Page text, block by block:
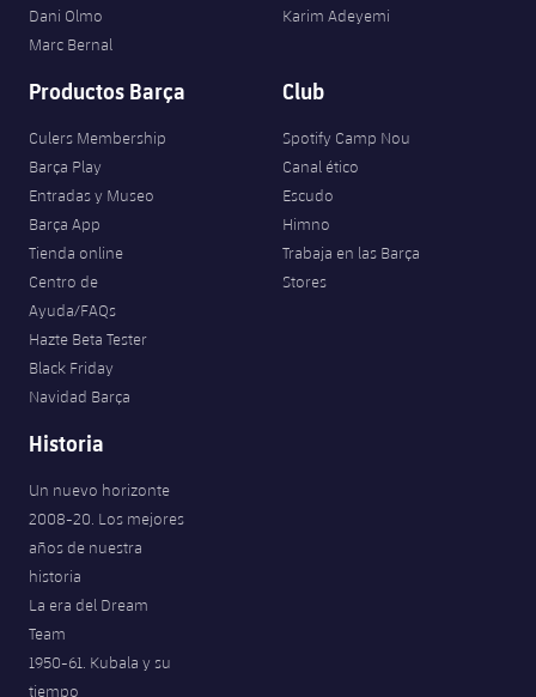
Dani Olmo
Marc Bernal
Karim Adeyemi
Productos Barça
Culers Membership
Barça Play
Entradas y Museo
Barça App
Tienda online
Centro de
Ayuda/FAQs
Hazte Beta Tester
Black Friday
Navidad Barça
Club
Spotify Camp Nou
Canal ético
Escudo
Himno
Trabaja en las Barça
Stores
Historia
Un nuevo horizonte
2008-20. Los mejores
años de nuestra
historia
La era del Dream
Team
1950-61. Kubala y su
tiempo